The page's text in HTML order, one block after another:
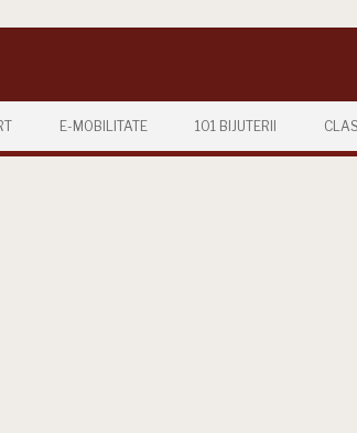
E-MOBILITATE 101 BIJUTERII